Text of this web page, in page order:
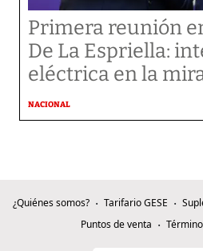
Primera reunión
De La Espriella:
eléctrica en la
NACIONAL
¿Quiénes somos? Tarifario GESE
Puntos de venta